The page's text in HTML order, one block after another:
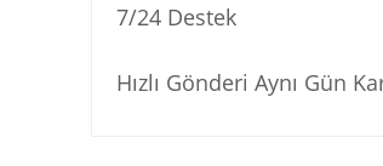
7/24 Destek
Hızlı Gönderi Aynı Gün